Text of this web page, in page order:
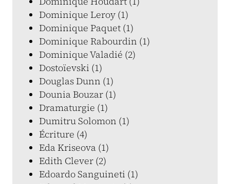
Dominique Leroy (1)
Dominique Paquet (1)
Dominique Rabourdin (1)
Dominique Valadié (2)
Dostoïevski (1)
Douglas Dunn (1)
Dounia Bouzar (1)
Dramaturgie (1)
Dumitru Solomon (1)
Écriture (4)
Eda Kriseova (1)
Edith Clever (2)
Edoardo Sanguineti (1)